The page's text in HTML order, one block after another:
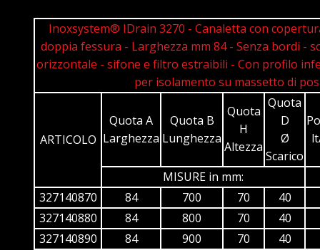
Inoxsystem® IDrain 3270 - Canaletta con
doppia fessura - Larghezza mm 84 - Senza bordi -
orizzontale - sifone e filtro estraibili - Con profilo
per isolamento su massetto di
ARTICOLO
Quota A
Larghezza
Quota B
Lunghezza
Quota
H
Altezza
Quota
D
Ø
Scarico
MISURE in mm:
327140870
84 700 70
40
327140880
84 800 70
40
327140890
84 900 70
40